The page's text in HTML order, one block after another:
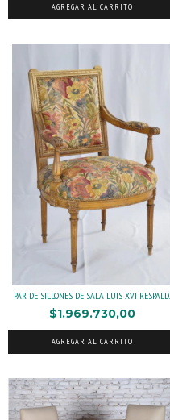
AGREGAR AL CARRITO
PAR DE SILLONES DE SALA LUIS XVI RESPALD...
$1.969.730,00
AGREGAR AL CARRITO